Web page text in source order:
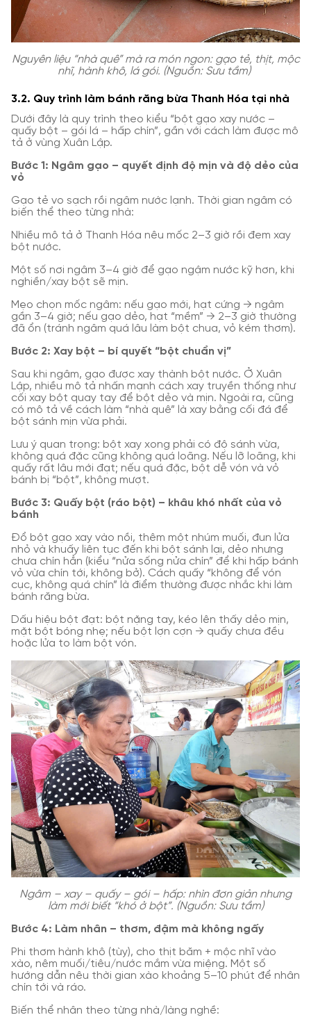
Nguyên liệu “nhà quê” mà ra món ngon: gạo tẻ, thịt, mộc
nhĩ, hành khô, lá gói. (Nguồn: Sưu tầm)
3.2. Quy trình làm bánh răng bừa Thanh Hóa tại nhà
Dưới đây là quy trình theo kiểu “bột gạo xay nước –
quấy bột – gói lá – hấp chín”, gần với cách làm được mô
tả ở vùng Xuân Lập.
Bước 1: Ngâm gạo – quyết định độ mịn và độ dẻo của
vỏ
Gạo tẻ vo sạch rồi ngâm nước lạnh. Thời gian ngâm có
biến thể theo từng nhà:
Nhiều mô tả ở Thanh Hóa nêu mốc 2–3 giờ rồi đem xay
bột nước.
Một số nơi ngâm 3–4 giờ để gạo ngậm nước kỹ hơn, khi
nghiền/xay bột sẽ mịn.
Mẹo chọn mốc ngâm: nếu gạo mới, hạt cứng → ngâm
gần 3–4 giờ; nếu gạo dẻo, hạt “mềm” → 2–3 giờ thường
đã ổn (tránh ngâm quá lâu làm bột chua, vỏ kém thơm).
Bước 2: Xay bột – bí quyết “bột chuẩn vị”
Sau khi ngâm, gạo được xay thành bột nước. Ở Xuân
Lập, nhiều mô tả nhấn mạnh cách xay truyền thống như
cối xay bột quay tay để bột dẻo và mịn. Ngoài ra, cũng
có mô tả về cách làm “nhà quê” là xay bằng cối đá để
bột sánh mịn vừa phải.
Lưu ý quan trọng: bột xay xong phải có độ sánh vừa,
không quá đặc cũng không quá loãng. Nếu lỡ loãng, khi
quấy rất lâu mới đạt; nếu quá đặc, bột dễ vón và vỏ
bánh bị “bột”, không mượt.
Bước 3: Quấy bột (ráo bột) – khâu khó nhất của vỏ
bánh
Đổ bột gạo xay vào nồi, thêm một nhúm muối, đun lửa
nhỏ và khuấy liên tục đến khi bột sánh lại, dẻo nhưng
chưa chín hẳn (kiểu “nửa sống nửa chín” để khi hấp bánh
vỏ vừa chín tới, không bở). Cách quấy “không để vón
cục, không quá chín” là điểm thường được nhắc khi làm
bánh răng bừa.
Dấu hiệu bột đạt: bột nặng tay, kéo lên thấy dẻo mịn,
mặt bột bóng nhẹ; nếu bột lợn cợn → quấy chưa đều
hoặc lửa to làm bột vón.
Ngâm – xay – quấy – gói – hấp: nhìn đơn giản nhưng
làm mới biết “khó ở bột”. (Nguồn: Sưu tầm)
Bước 4: Làm nhân – thơm, đậm mà không ngấy
Phi thơm hành khô (tùy), cho thịt băm + mộc nhĩ vào
xào, nêm muối/tiêu/nước mắm vừa miệng. Một số
hướng dẫn nêu thời gian xào khoảng 5–10 phút để nhân
chín tới và ráo.
Biến thể nhân theo từng nhà/làng nghề: